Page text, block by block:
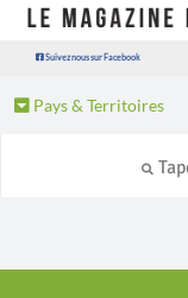
Suivez nous sur Facebook
Pays & Territoires